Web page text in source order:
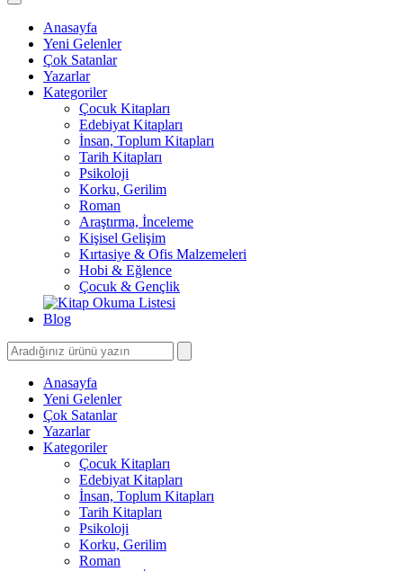
Anasayfa
Yeni Gelenler
Çok Satanlar
Yazarlar
Kategoriler
Çocuk Kitapları
Edebiyat Kitapları
İnsan, Toplum Kitapları
Tarih Kitapları
Psikoloji
Korku, Gerilim
Roman
Araştırma, İnceleme
Kişisel Gelişim
Kırtasiye & Ofis Malzemeleri
Hobi & Eğlence
Çocuk & Gençlik
Blog
Anasayfa
Yeni Gelenler
Çok Satanlar
Yazarlar
Kategoriler
Çocuk Kitapları
Edebiyat Kitapları
İnsan, Toplum Kitapları
Tarih Kitapları
Psikoloji
Korku, Gerilim
Roman